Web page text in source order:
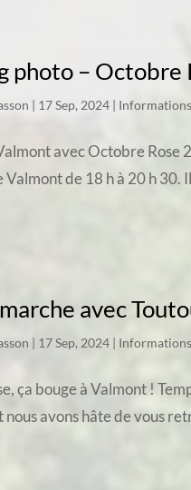
photo – Octobre
| 17 Sep, 2024 |
avec Octobre Rose
Valmont de 18 h à 20 h 30.
avec
| 17 Sep, 2024 |
ça bouge à Valmont !
avons hâte de vous